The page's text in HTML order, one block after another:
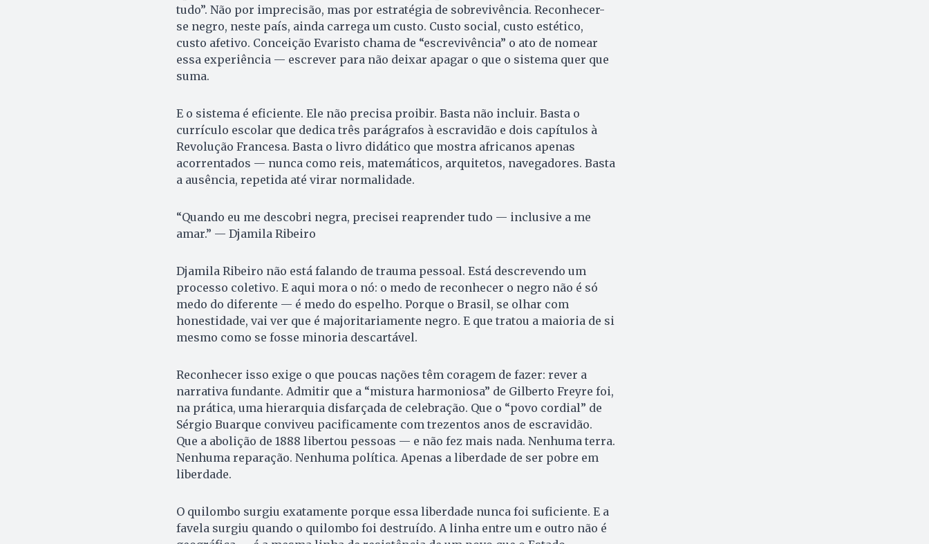
tudo”. Não por imprecisão, mas por estratégia de sobrevivência. Reconhecer-
se negro, neste país, ainda carrega um custo. Custo social, custo estético,
custo afetivo. Conceição Evaristo chama de “escrevivência” o ato de nomear
essa experiência — escrever para não deixar apagar o que o sistema quer que
suma.
E o sistema é eficiente. Ele não precisa proibir. Basta não incluir. Basta o
currículo escolar que dedica três parágrafos à escravidão e dois capítulos à
Revolução Francesa. Basta o livro didático que mostra africanos apenas
acorrentados — nunca como reis, matemáticos, arquitetos, navegadores. Basta
a ausência, repetida até virar normalidade.
“Quando eu me descobri negra, precisei reaprender tudo — inclusive a me
amar.” — Djamila Ribeiro
Djamila Ribeiro não está falando de trauma pessoal. Está descrevendo um
processo coletivo. E aqui mora o nó: o medo de reconhecer o negro não é só
medo do diferente — é medo do espelho. Porque o Brasil, se olhar com
honestidade, vai ver que é majoritariamente negro. E que tratou a maioria de si
mesmo como se fosse minoria descartável.
Reconhecer isso exige o que poucas nações têm coragem de fazer: rever a
narrativa fundante. Admitir que a “mistura harmoniosa” de Gilberto Freyre foi,
na prática, uma hierarquia disfarçada de celebração. Que o “povo cordial” de
Sérgio Buarque conviveu pacificamente com trezentos anos de escravidão.
Que a abolição de 1888 libertou pessoas — e não fez mais nada. Nenhuma terra.
Nenhuma reparação. Nenhuma política. Apenas a liberdade de ser pobre em
liberdade.
O quilombo surgiu exatamente porque essa liberdade nunca foi suficiente. E a
favela surgiu quando o quilombo foi destruído. A linha entre um e outro não é